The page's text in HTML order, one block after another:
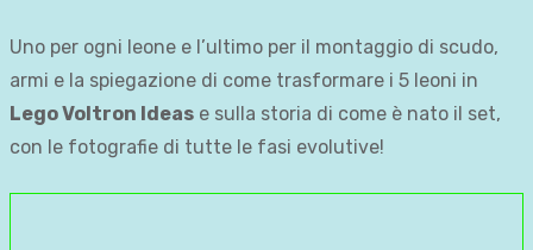
Uno per ogni leone e l’ultimo per il montaggio di scudo,
armi e la spiegazione di come trasformare i 5 leoni in
Lego Voltron Ideas e sulla storia di come è nato il set,
con le fotografie di tutte le fasi evolutive!